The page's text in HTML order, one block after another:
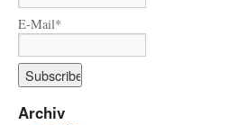
E-Mail*
Archiv